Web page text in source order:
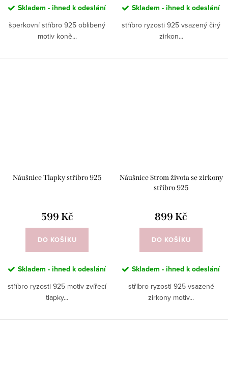
Skladem - ihned k odeslání
šperkovní stříbro 925 oblibený
motiv koně...
Skladem - ihned k odeslání
stříbro ryzosti 925 vsazený čirý
zirkon...
Náušnice Tlapky stříbro 925
599 Kč
DO KOŠÍKU
Skladem - ihned k odeslání
stříbro ryzosti 925 motiv zvířecí
tlapky...
Náušnice Strom života se zirkony
stříbro 925
899 Kč
DO KOŠÍKU
Skladem - ihned k odeslání
stříbro ryzosti 925 vsazené
zirkony motiv...